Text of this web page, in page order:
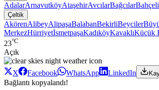
AdalarArnavutköyAtaşehirAvcılarBağcılar
Çeltik
AkörenAlibeyAlipaşaBalabanBekirliBeyciler
MerkezHürriyetİsmetpaşaKadıköyKavaklıKüçük
23°C
Açık
X Facebook WhatsApp LinkedIn
Bağlantı kopyalandı!